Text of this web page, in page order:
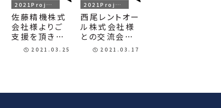
2021Project
佐藤精機株式
会社様よりご
支援を頂きま
した。2021.03.25
2021Project
西尾レントオー
ル株式会社様
との交流会を
行いました。
2021.03.17